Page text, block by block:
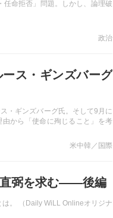
任命拒否」問題。しかし、論理破
政治
ース・ギンズバーグ
・ギンズバーグ氏。そして9月に
から「使命に殉じること」を考
米中韓／国際
直弼を求む――後編
。 （Daily WiLL Onlineオリジナ